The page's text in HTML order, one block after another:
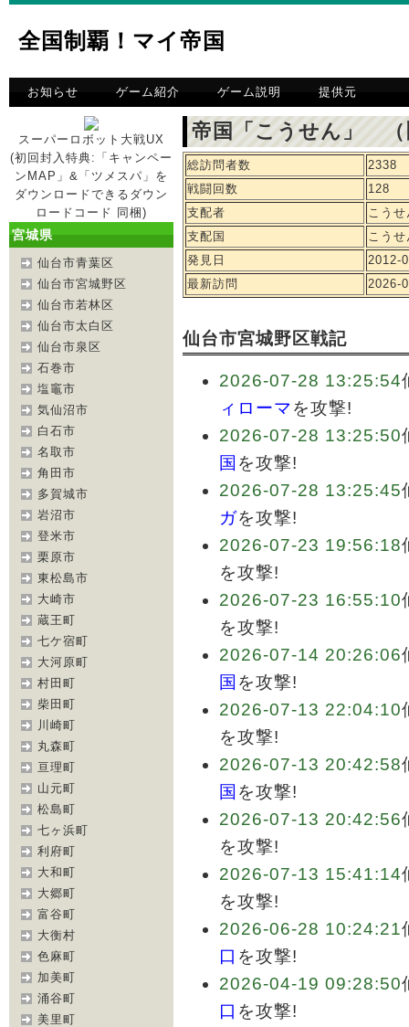
全国制覇！マイ帝国
お知らせ ゲーム紹介 ゲーム説明 提供元
スーパーロボット大戦UX
(初回封入特典:「キャンペー
ンMAP」&「ツメスパ」を
ダウンロードできるダウン
ロードコード 同梱)
宮城県
仙台市青葉区
仙台市宮城野区
仙台市若林区
仙台市太白区
仙台市泉区
石巻市
塩竈市
気仙沼市
白石市
名取市
角田市
多賀城市
岩沼市
登米市
栗原市
東松島市
大崎市
蔵王町
七ケ宿町
大河原町
村田町
柴田町
川崎町
丸森町
亘理町
山元町
松島町
七ヶ浜町
利府町
大和町
大郷町
富谷町
大衡村
色麻町
加美町
涌谷町
美里町
帝国「こうせん」 （
総訪問者数
2338
戦闘回数
128
支配者
こうせ
支配国
こうせ
発見日
2012-
最新訪問
2026-
仙台市宮城野区戦記
2026-07-28 13:25:54
ィローマを攻撃!
2026-07-28 13:25:50
国 を攻撃!
2026-07-28 13:25:45
ガを攻撃!
2026-07-23 19:56:18
を攻撃!
2026-07-23 16:55:10
を攻撃!
2026-07-14 20:26:06
国 を攻撃!
2026-07-13 22:04:10
を攻撃!
2026-07-13 20:42:58
国 を攻撃!
2026-07-13 20:42:56
を攻撃!
2026-07-13 15:41:14
を攻撃!
2026-06-28 10:24:21
口 を攻撃!
2026-04-19 09:28:50
口 を攻撃!